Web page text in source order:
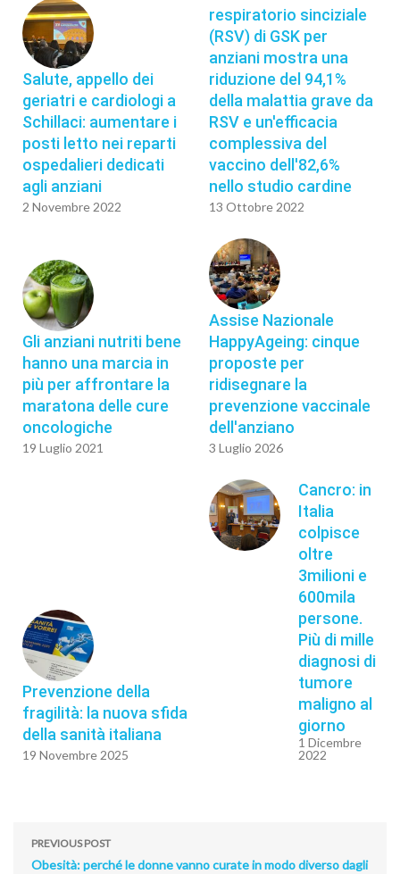
Salute, appello dei
geriatri e cardiologi a
Schillaci: aumentare i
posti letto nei reparti
ospedalieri dedicati
agli anziani
2 Novembre 2022
respiratorio sinciziale
(RSV) di GSK per
anziani mostra una
riduzione del 94,1%
della malattia grave da
RSV e un'efficacia
complessiva del
vaccino dell'82,6%
nello studio cardine
13 Ottobre 2022
Gli anziani nutriti bene
hanno una marcia in
più per affrontare la
maratona delle cure
oncologiche
19 Luglio 2021
Assise Nazionale
HappyAgeing: cinque
proposte per
ridisegnare la
prevenzione vaccinale
dell'anziano
3 Luglio 2026
Prevenzione della
fragilità: la nuova sfida
della sanità italiana
19 Novembre 2025
Cancro: in
Italia
colpisce
oltre
3milioni e
600mila
persone.
Più di mille
diagnosi di
tumore
maligno al
giorno
1 Dicembre
2022
PREVIOUS POST
Obesità: perché le donne vanno curate in modo diverso dagli